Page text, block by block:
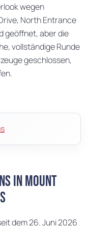
wegen
North Entrance
geöffnet, aber die
vollständige Runde
geschlossen,
in Mount
dem 26. Juni 2026